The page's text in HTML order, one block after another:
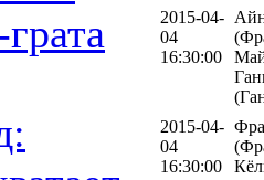
2015-04-
04
16:30:00
2015-04-
04
16:30:00